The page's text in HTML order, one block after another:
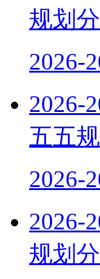
规划
2026-
2026-
五五
2026-
2026-
规划